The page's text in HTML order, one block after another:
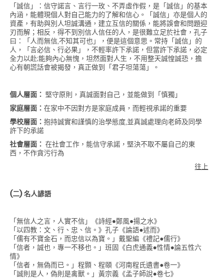
「誠信」：信守諾言、言行一玫、不弄虛作假，是「誠信」的基本
內涵，能體現個人對自己能力的了解和信心。「誠信」亦是個人的
資產，有助與別人坦誠溝通，建立互信的關係，能將誤會和問題迎
刃而解；相反，得不到別信人信任的人，是很難立足於社會，孔子
曰：「人而無信,不知其可也」，便是這個意思。常持「誠信」的
人，「言必信、行必果」，不輕率許下承諾，但當許下承諾，必定
全力以赴;能夠內心無愧，坦然面對人生，不用整天誠惶誠恐，擔
心有朝謊話會被揭發，真正做到「君子坦蕩蕩」。
個人層面： 堅守原則，真誠面對自己，並能做到「慎獨」
家庭層面： 在家中不因對方是家庭成員，而輕視承諾的重要
學校層面： 抱持誠實和謹慎的治學態度,並真誠處理向老師及同學
許下的承諾
社會層面： 在社會工作，能信守承諾，堅決不取不屬自己的東
西，不作貪污行為
往上
(二)名人諺語
「無信人之言，人實不信」《詩經●鄭風●揚之水》
「以四教：文、行、忠、信。》孔子《論語●述而》
「儒有不寶金石，而忠信以為寶。」戴聖編《禮記●儒行》
「信者，誠也，專一不移也。」班固《白虎通義●性情●論五性六
情》
「信者，無偽而已。」程顥、程頤《河南程氏遺書●卷一》
「誠則是人，偽則是禽獸。」黃宗義《孟子師說●卷七》